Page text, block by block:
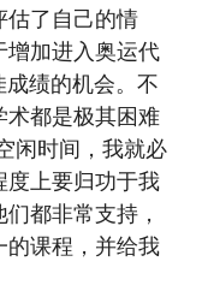
了自己的情
增加进入奥运代
绩的机会。不
术都是极其困难
闲时间，我就必
度上要归功于我
都非常支持，
的课程，并给我